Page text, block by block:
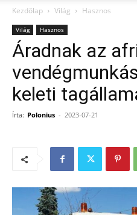
Kezdőlap Világ Hasznos
Világ Hasznos
Áradnak az
keleti
Írta: Polonius - 2023-07-21